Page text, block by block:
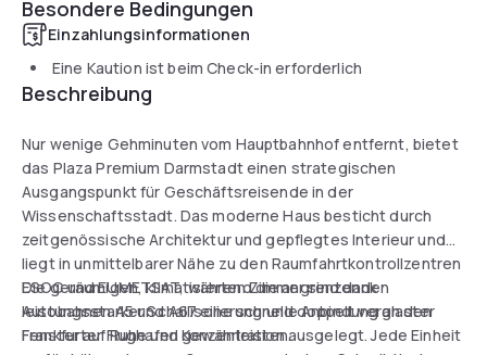
Besondere Bedingungen
Einzahlungsinformationen
Eine Kaution ist beim Check-in erforderlich
Beschreibung
Nur wenige Gehminuten vom Hauptbahnhof entfernt, bietet
das Plaza Premium Darmstadt einen strategischen
Ausgangspunkt für Geschäftsreisende in der
Wissenschaftsstadt. Das moderne Haus besticht durch
zeitgenössische Architektur und gepflegtes Interieur und
liegt in unmittelbarer Nähe zu den Raumfahrtkontrollzentren
ESOC und EUMETSAT, während die angrenzenden
Autobahnen A5 und A67 eine schnelle Anbindung an den
Frankfurter Flughafen gewährleisten.
Die geräumigen, klimatisierten Zimmer sind dank
leistungsstarker Schallisolierung und doppelt verglaster
Fenster auf Ruhe und Konzentration ausgelegt. Jede Einheit